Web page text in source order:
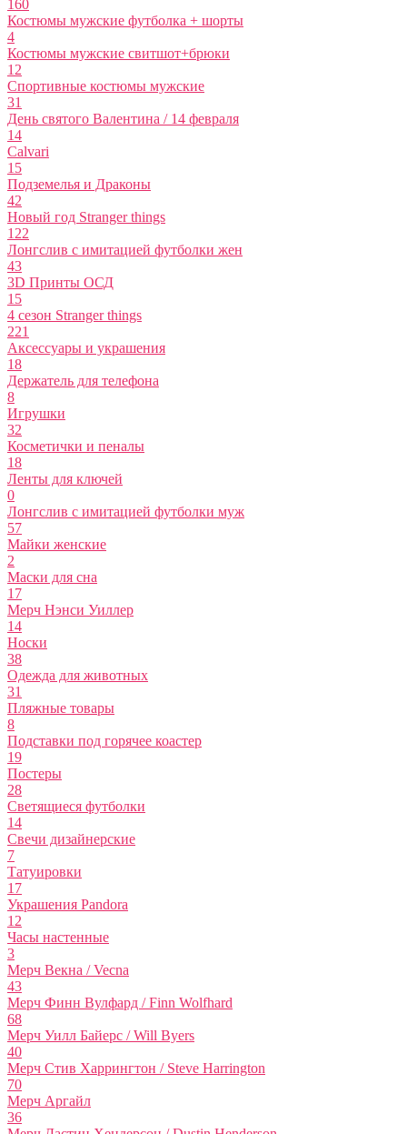
160
Костюмы мужские футболка + шорты
4
Костюмы мужские свитшот+брюки
12
Спортивные костюмы мужские
31
День святого Валентина / 14 февраля
14
Calvari
15
Подземелья и Драконы
42
Новый год Stranger things
122
Лонгслив с имитацией футболки жен
43
3D Принты ОСД
15
4 сезон Stranger things
221
Аксессуары и украшения
18
Держатель для телефона
8
Игрушки
32
Косметички и пеналы
18
Ленты для ключей
0
Лонгслив с имитацией футболки муж
57
Майки женские
2
Маски для сна
17
Мерч Нэнси Уиллер
14
Носки
38
Одежда для животных
31
Пляжные товары
8
Подставки под горячее коастер
19
Постеры
28
Светящиеся футболки
14
Свечи дизайнерские
7
Татуировки
17
Украшения Pandora
12
Часы настенные
3
Мерч Векна / Vecna
43
Мерч Финн Вулфард / Finn Wolfhard
68
Мерч Уилл Байерс / Will Byers
40
Мерч Стив Харрингтон / Steve Harrington
70
Мерч Аргайл
36